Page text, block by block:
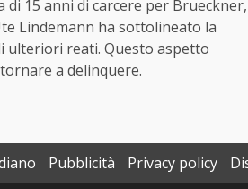
15 anni di carcere per Brueckner,
Lindemann ha sottolineato la
ulteriori reati. Questo aspetto
a delinquere.
Pubblicità Privacy policy